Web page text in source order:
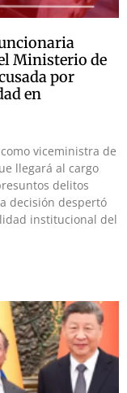
Ministerio de
por
en
viceministra de
llegará al cargo
delitos
decisión despertó
institucional del